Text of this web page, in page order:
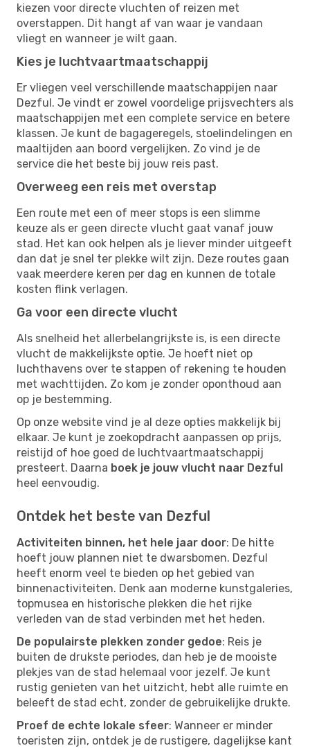
kiezen voor directe vluchten of reizen met
overstappen. Dit hangt af van waar je vandaan
vliegt en wanneer je wilt gaan.
Kies je luchtvaartmaatschappij
Er vliegen veel verschillende maatschappijen naar
Dezful. Je vindt er zowel voordelige prijsvechters als
maatschappijen met een complete service en betere
klassen. Je kunt de bagageregels, stoelindelingen en
maaltijden aan boord vergelijken. Zo vind je de
service die het beste bij jouw reis past.
Overweeg een reis met overstap
Een route met een of meer stops is een slimme
keuze als er geen directe vlucht gaat vanaf jouw
stad. Het kan ook helpen als je liever minder uitgeeft
dan dat je snel ter plekke wilt zijn. Deze routes gaan
vaak meerdere keren per dag en kunnen de totale
kosten flink verlagen.
Ga voor een directe vlucht
Als snelheid het allerbelangrijkste is, is een directe
vlucht de makkelijkste optie. Je hoeft niet op
luchthavens over te stappen of rekening te houden
met wachttijden. Zo kom je zonder oponthoud aan
op je bestemming.
Op onze website vind je al deze opties makkelijk bij
elkaar. Je kunt je zoekopdracht aanpassen op prijs,
reistijd of hoe goed de luchtvaartmaatschappij
presteert. Daarna boek je jouw vlucht naar Dezful
heel eenvoudig.
Ontdek het beste van Dezful
Activiteiten binnen, het hele jaar door: De hitte
hoeft jouw plannen niet te dwarsbomen. Dezful
heeft enorm veel te bieden op het gebied van
binnenactiviteiten. Denk aan moderne kunstgaleries,
topmusea en historische plekken die het rijke
verleden van de stad verbinden met het heden.
De populairste plekken zonder gedoe: Reis je
buiten de drukste periodes, dan heb je de mooiste
plekjes van de stad helemaal voor jezelf. Je kunt
rustig genieten van het uitzicht, hebt alle ruimte en
beleeft de stad echt, zonder de gebruikelijke drukte.
Proef de echte lokale sfeer: Wanneer er minder
toeristen zijn, ontdek je de rustigere, dagelijkse kant